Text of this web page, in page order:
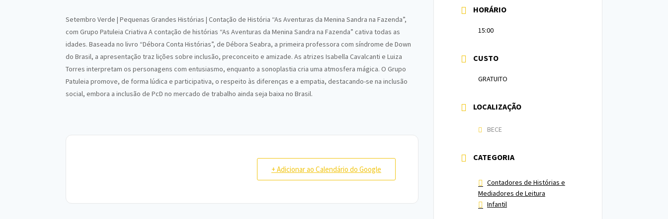
Setembro Verde | Pequenas Grandes Histórias | Contação de História “As Aventuras da Menina Sandra na Fazenda”,
com Grupo Patuleia Criativa A contação de histórias “As Aventuras da Menina Sandra na Fazenda” cativa todas as
idades. Baseada no livro “Débora Conta Histórias”, de Débora Seabra, a primeira professora com síndrome de Down
do Brasil, a apresentação traz lições sobre inclusão, preconceito e amizade. As atrizes Isabella Cavalcanti e Luiza
Torres interpretam os personagens com entusiasmo, enquanto a sonoplastia cria uma atmosfera mágica. O Grupo
Patuleia promove, de forma lúdica e participativa, o respeito às diferenças e a empatia, destacando-se na inclusão
social, embora a inclusão de PcD no mercado de trabalho ainda seja baixa no Brasil.
+ Adicionar ao Calendário do Google
HORÁRIO
15:00
CUSTO
GRATUITO
LOCALIZAÇÃO
BECE
CATEGORIA
Contadores de Histórias e
Mediadores de Leitura
Infantil